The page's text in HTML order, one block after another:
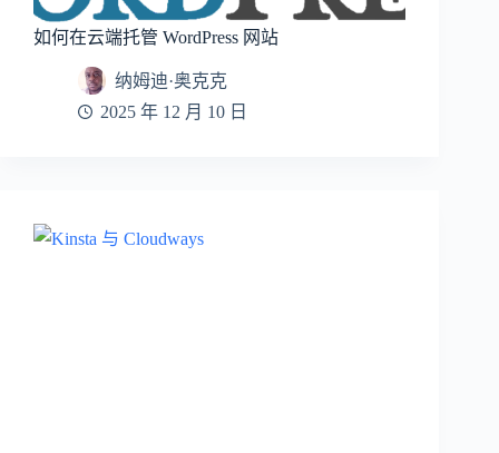
如何在云端托管 WordPress 网站
纳姆迪·奥克克
2025 年 12 月 10 日